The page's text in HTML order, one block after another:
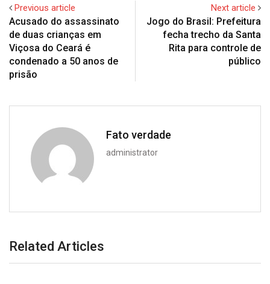
Previous article
Acusado do assassinato
de duas crianças em
Viçosa do Ceará é
condenado a 50 anos de
prisão
Next article
Jogo do Brasil: Prefeitura
fecha trecho da Santa
Rita para controle de
público
Fato verdade
administrator
Related Articles